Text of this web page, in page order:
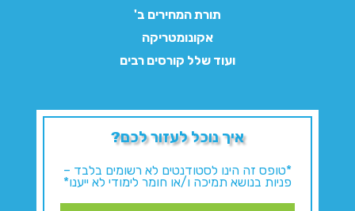
תורת המחירים ב'
אקונומטריקה
ועוד שלל קורסים רבים
איך נוכל לעזור לכם?
*טופס זה הינו לסטודנטים לא רשומים בלבד –
פניות בנושא תמיכה ו/או חומר לימודי לא ייענו*